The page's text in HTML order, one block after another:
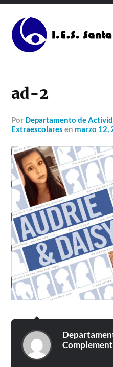
ad-2
por Departamento de
Extraescolares en marzo 12,